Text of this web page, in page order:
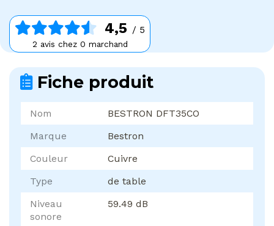
4,5 / 5
2 avis chez 0 marchand
Fiche produit
Nom
BESTRON DFT35CO
Marque
Bestron
Couleur
Cuivre
Type
de table
Niveau
sonore
59.49 dB